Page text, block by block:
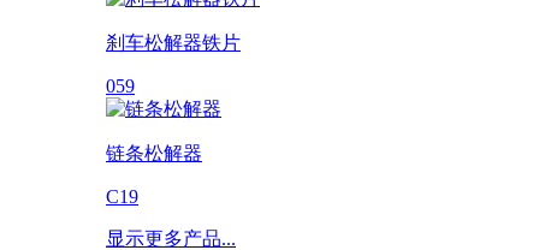
刹车松解器铁片
059
链条松解器
C19
显示更多产品...